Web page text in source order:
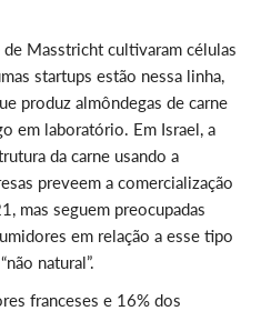
Masstricht cultivaram células
startups estão nessa linha,
produz almôndegas de carne
em laboratório. Em Israel, a
da carne usando a
preveem a comercialização
mas seguem preocupadas
em relação a esse tipo
natural”.
franceses e 16% dos